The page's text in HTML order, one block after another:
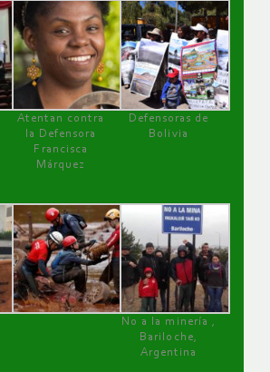
Atentan contra
la Defensora
Francisca
Márquez
Defensoras de
Bolivia
No a la minería ,
Bariloche,
Argentina